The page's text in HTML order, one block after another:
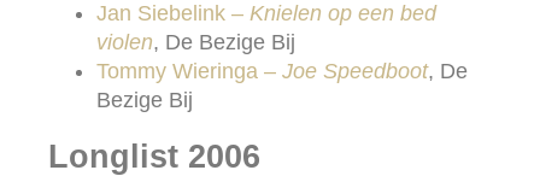
Jan Siebelink – Knielen op een bed
violen, De Bezige Bij
Tommy Wieringa – Joe Speedboot, De
Bezige Bij
Longlist 2006